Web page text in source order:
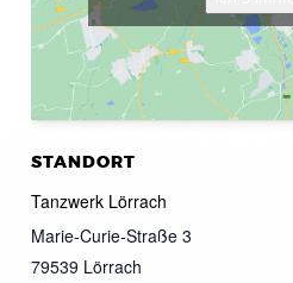
STANDORT
Tanzwerk Lörrach
Marie-Curie-Straße 3
79539 Lörrach